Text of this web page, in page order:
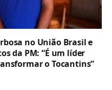
no União Brasil e
da PM: “É um líder
o Tocantins”